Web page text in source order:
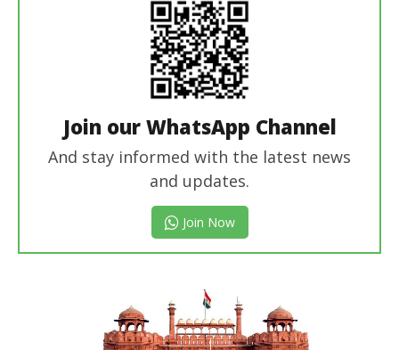
Join our WhatsApp Channel
And stay informed with the latest news
and updates.
Join Now